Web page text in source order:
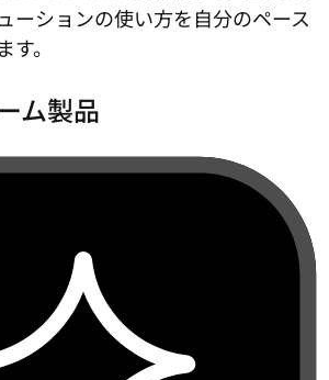
ーションの使い方を自分のペース
。
ム製品